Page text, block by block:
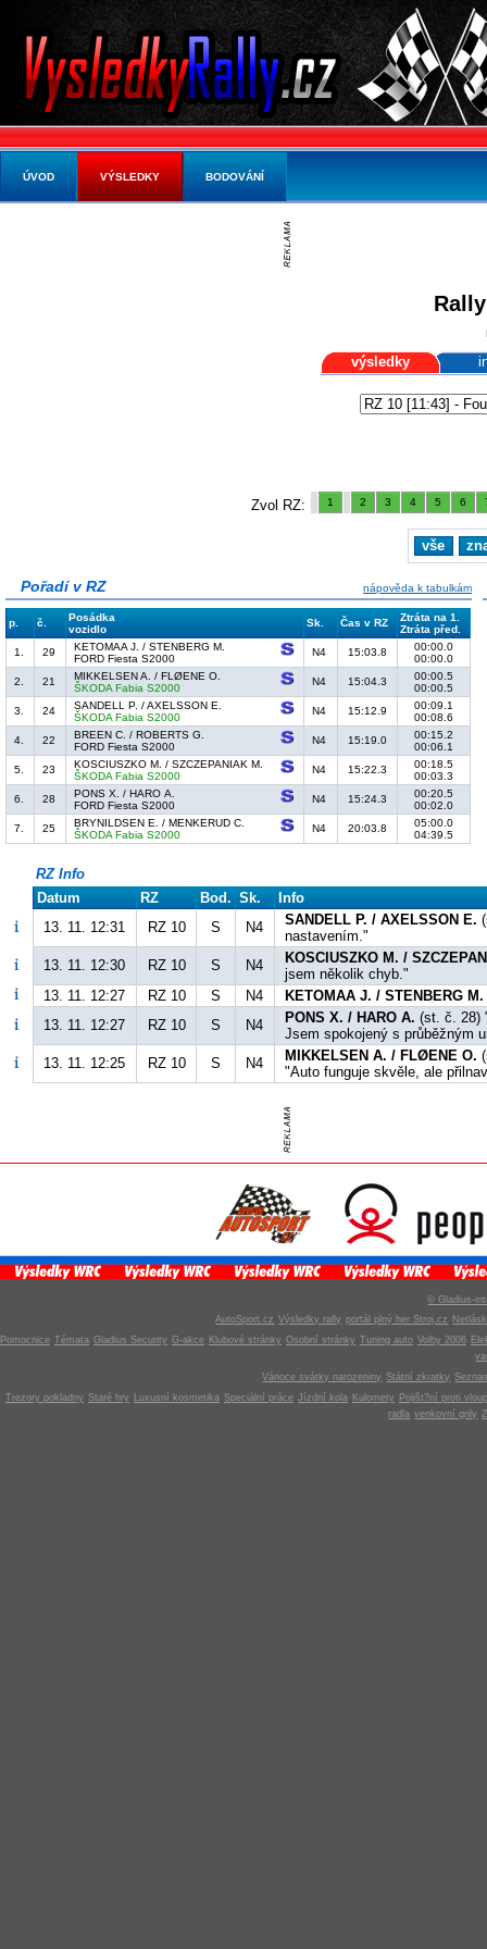
výsledky
Zvol RZ: 1 2 3 4 5 6
vše
Pořadí v RZ nápověda k tabulkám
p. č.
Posádka
vozidlo
Sk. Čas v RZ
Ztráta na 1.
Ztráta před.
1.
29
KETOMAA J. / STENBERG M.
FORD Fiesta S2000
N4 15:03.8
00:00.0
00:00.0
2.
21
MIKKELSEN A. / FLØENE O.
ŠKODA Fabia S2000
N4 15:04.3
00:00.5
00:00.5
3.
24
SANDELL P. / AXELSSON E.
ŠKODA Fabia S2000
N4 15:12.9
00:09.1
00:08.6
4.
22
BREEN C. / ROBERTS G.
FORD Fiesta S2000
N4 15:19.0
00:15.2
00:06.1
5.
23
KOSCIUSZKO M. / SZCZEPANIAK M.
ŠKODA Fabia S2000
N4 15:22.3
00:18.5
00:03.3
6.
28
PONS X. / HARO A.
FORD Fiesta S2000
N4 15:24.3
00:20.5
00:02.0
7.
25
BRYNILDSEN E. / MENKERUD C.
ŠKODA Fabia S2000
N4 20:03.8
05:00.0
04:39.5
RZ Info
Datum
RZ Bod. Sk.
Info
13. 11. 12:31
RZ 10 S N4 SANDELL P. / AXELSSON E.
nastavením."
13. 11. 12:30
RZ 10 S N4
KOSCIUSZKO M. /
jsem několik chyb."
13. 11. 12:27
RZ 10 S N4 KETOMAA J. / STENBERG M.
13. 11. 12:27
RZ 10 S N4 PONS X. / HARO A. (st. č. 28)
Jsem spokojený s průběžným
13. 11. 12:25
RZ 10 S N4 MIKKELSEN A. / FLØENE O.
"Auto funguje skvěle, ale
© Gladius-
AutoSport.cz Výsledky rally portál plný her Stroj.cz
Pomocnice Témata Gladius Security G-akce Klubové stránky Osobní stránky Tuning auto Volby 2006
Vánoce svátky narozeniny Státní zkratky
Trezory pokladny Staré hry Luxusní kosmetika Speciální práce Jízdní kola Kulomety
Pojišt?ní proti
radla venkovní grily
ÚVOD VÝSLEDKY BODOVÁNÍ